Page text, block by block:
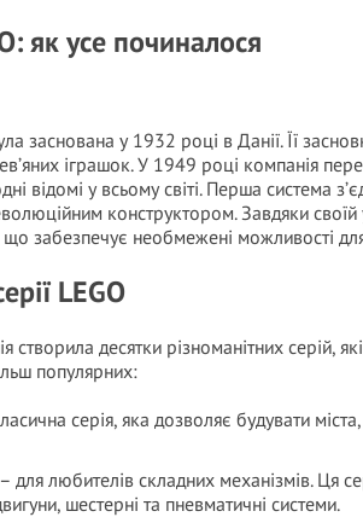
як усе починалося
заснована у 1932 році в Данії. Її
іграшок. У 1949 році компанія
відомі у всьому світі. Перша система
конструктором. Завдяки своїй
забезпечує необмежені можливості
LEGO
створила десятки різноманітних серій,
популярних:
серія, яка дозволяє будувати
для любителів складних механізмів. Ця
шестерні та пневматичні системи.